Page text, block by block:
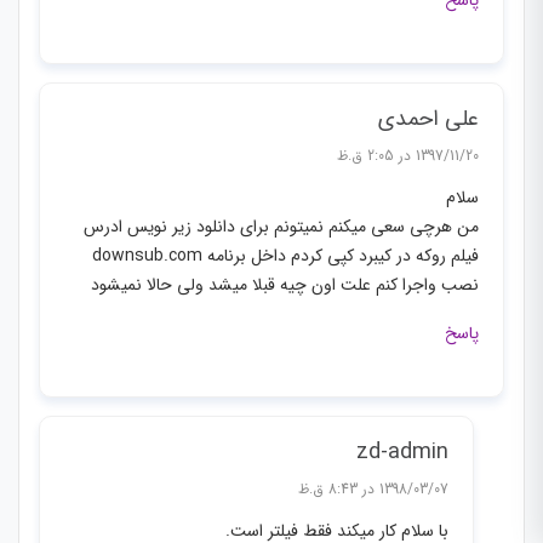
علی احمدی
1397/11/20 در 2:05 ق.ظ
سلام
من هرچی سعی میکنم نمیتونم برای دانلود زیر نویس ادرس
فیلم روکه در کیبرد کپی کردم داخل برنامه downsub.com
نصب واجرا کنم علت اون چیه قبلا میشد ولی حالا نمیشود
پاسخ
zd-admin
1398/03/07 در 8:43 ق.ظ
با سلام کار میکند فقط فیلتر است.